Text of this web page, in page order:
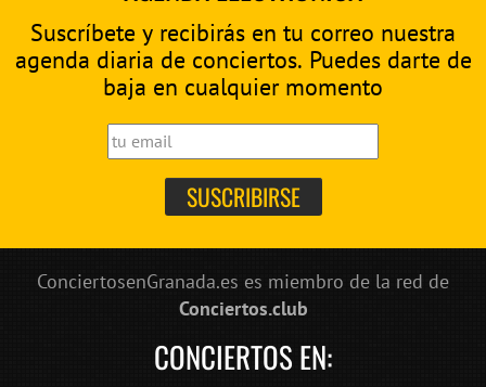
Suscríbete y recibirás en tu correo nuestra
agenda diaria de conciertos. Puedes darte de
baja en cualquier momento
ConciertosenGranada.es es miembro de la red de
Conciertos.club
CONCIERTOS EN: